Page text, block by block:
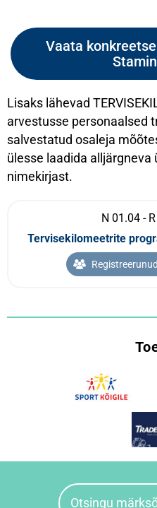
Vaata
Lisaks lähevad
arvestusse personaalsed
salvestatud osaleja
ülesse laadida
nimekirjast.
N 01.04 -
Tervisekilomeetrite
Registreerunud